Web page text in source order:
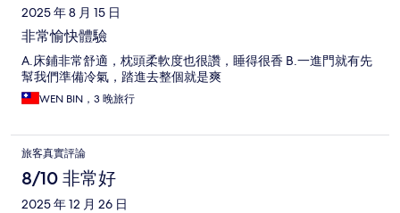
2025 年 8 月 15 日
非常愉快體驗
A.床鋪非常舒適，枕頭柔軟度也很讚，睡得很香 B.一進門就有先
幫我們準備冷氣，踏進去整個就是爽
WEN BIN，3 晚旅行
旅客真實評論
8/10 非常好
2025 年 12 月 26 日